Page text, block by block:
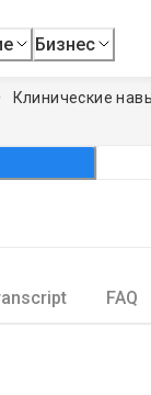
Бизнес
Клинические
FAQ